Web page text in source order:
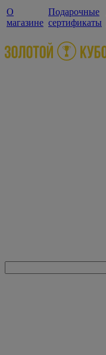
О
магазине
Подарочные
сертификаты